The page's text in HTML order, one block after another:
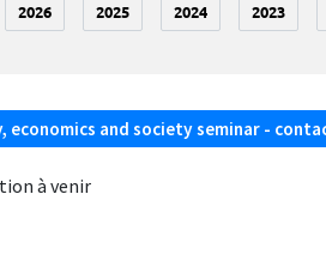
2026 2025 2024 2023
economics and society seminar -
à venir